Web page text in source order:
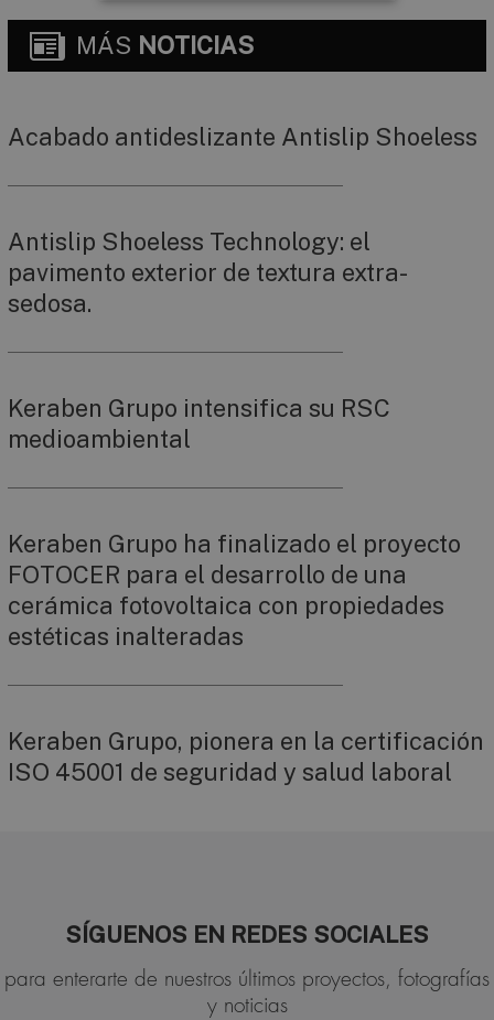
MÁS NOTICIAS
Acabado antideslizante Antislip Shoeless
Antislip Shoeless Technology: el
pavimento exterior de textura extra-
sedosa.
Keraben Grupo intensifica su RSC
medioambiental
Keraben Grupo ha finalizado el proyecto
FOTOCER para el desarrollo de una
cerámica fotovoltaica con propiedades
estéticas inalteradas
Keraben Grupo, pionera en la certificación
ISO 45001 de seguridad y salud laboral
SÍGUENOS EN REDES SOCIALES
para enterarte de nuestros últimos proyectos, fotografías
y noticias